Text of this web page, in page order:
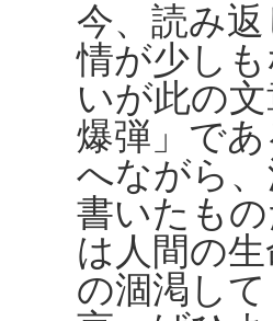
今、読み
情が少し
いが此の
爆弾」で
へながら
書いたも
は人間の
の涸渇し